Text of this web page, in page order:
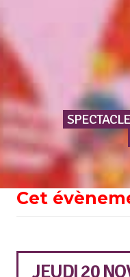
SPECTACLE
Cet
JEUDI 20